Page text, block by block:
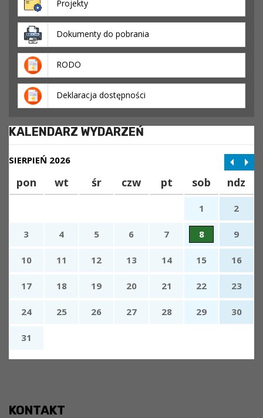
Projekty
Dokumenty do pobrania
RODO
Deklaracja dostępności
KALENDARZ WYDARZEŃ
SIERPIEŃ 2026
pon wt śr czw pt sob ndz
1 2
3 4 5 6 7 8 9
10 11 12 13 14 15 16
17 18 19 20 21 22 23
24 25 26 27 28 29 30
31
KONTAKT